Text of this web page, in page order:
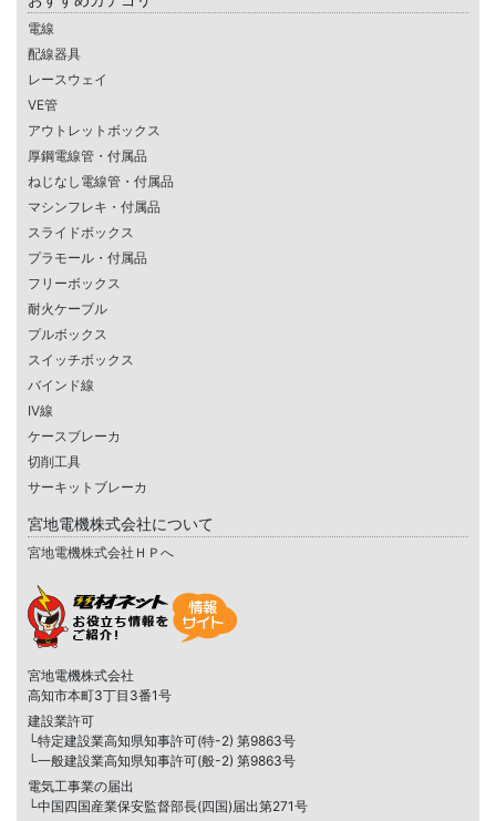
電線
配線器具
レースウェイ
VE管
アウトレットボックス
厚鋼電線管・付属品
ねじなし電線管・付属品
マシンフレキ・付属品
スライドボックス
プラモール・付属品
フリーボックス
耐火ケーブル
プルボックス
スイッチボックス
バインド線
IV線
ケースブレーカ
切削工具
サーキットブレーカ
宮地電機株式会社について
宮地電機株式会社ＨＰへ
宮地電機株式会社
高知市本町3丁目3番1号
建設業許可
└特定建設業高知県知事許可(特-2) 第9863号
└一般建設業高知県知事許可(般-2) 第9863号
電気工事業の届出
└中国四国産業保安監督部長(四国)届出第271号